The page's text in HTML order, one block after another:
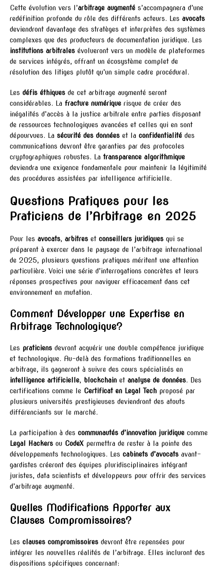
Cette évolution vers l’arbitrage augmenté s’accompagnera d’une
redéfinition profonde du rôle des différents acteurs. Les avocats
deviendront davantage des stratèges et interprètes des systèmes
complexes que des producteurs de documentation juridique. Les
institutions arbitrales évolueront vers un modèle de plateformes
de services intégrés, offrant un écosystème complet de
résolution des litiges plutôt qu’un simple cadre procédural.
Les défis éthiques de cet arbitrage augmenté seront
considérables. La fracture numérique risque de créer des
inégalités d’accès à la justice arbitrale entre parties disposant
de ressources technologiques avancées et celles qui en sont
dépourvues. La sécurité des données et la confidentialité des
communications devront être garanties par des protocoles
cryptographiques robustes. La transparence algorithmique
deviendra une exigence fondamentale pour maintenir la légitimité
des procédures assistées par intelligence artificielle.
Questions Pratiques pour les
Praticiens de l’Arbitrage en 2025
Pour les avocats, arbitres et conseillers juridiques qui se
préparent à exercer dans le paysage de l’arbitrage international
de 2025, plusieurs questions pratiques méritent une attention
particulière. Voici une série d’interrogations concrètes et leurs
réponses prospectives pour naviguer efficacement dans cet
environnement en mutation.
Comment Développer une Expertise en
Arbitrage Technologique?
Les praticiens devront acquérir une double compétence juridique
et technologique. Au-delà des formations traditionnelles en
arbitrage, ils gagneront à suivre des cours spécialisés en
intelligence artificielle, blockchain et analyse de données. Des
certifications comme le Certificat en Legal Tech proposé par
plusieurs universités prestigieuses deviendront des atouts
différenciants sur le marché.
La participation à des communautés d’innovation juridique comme
Legal Hackers ou CodeX permettra de rester à la pointe des
développements technologiques. Les cabinets d’avocats avant-
gardistes créeront des équipes pluridisciplinaires intégrant
juristes, data scientists et développeurs pour offrir des services
d’arbitrage augmenté.
Quelles Modifications Apporter aux
Clauses Compromissoires?
Les clauses compromissoires devront être repensées pour
intégrer les nouvelles réalités de l’arbitrage. Elles incluront des
dispositions spécifiques concernant: